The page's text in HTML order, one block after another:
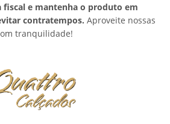
fiscal e mantenha o produto em
contratempos. Aproveite nossas
tranquilidade!